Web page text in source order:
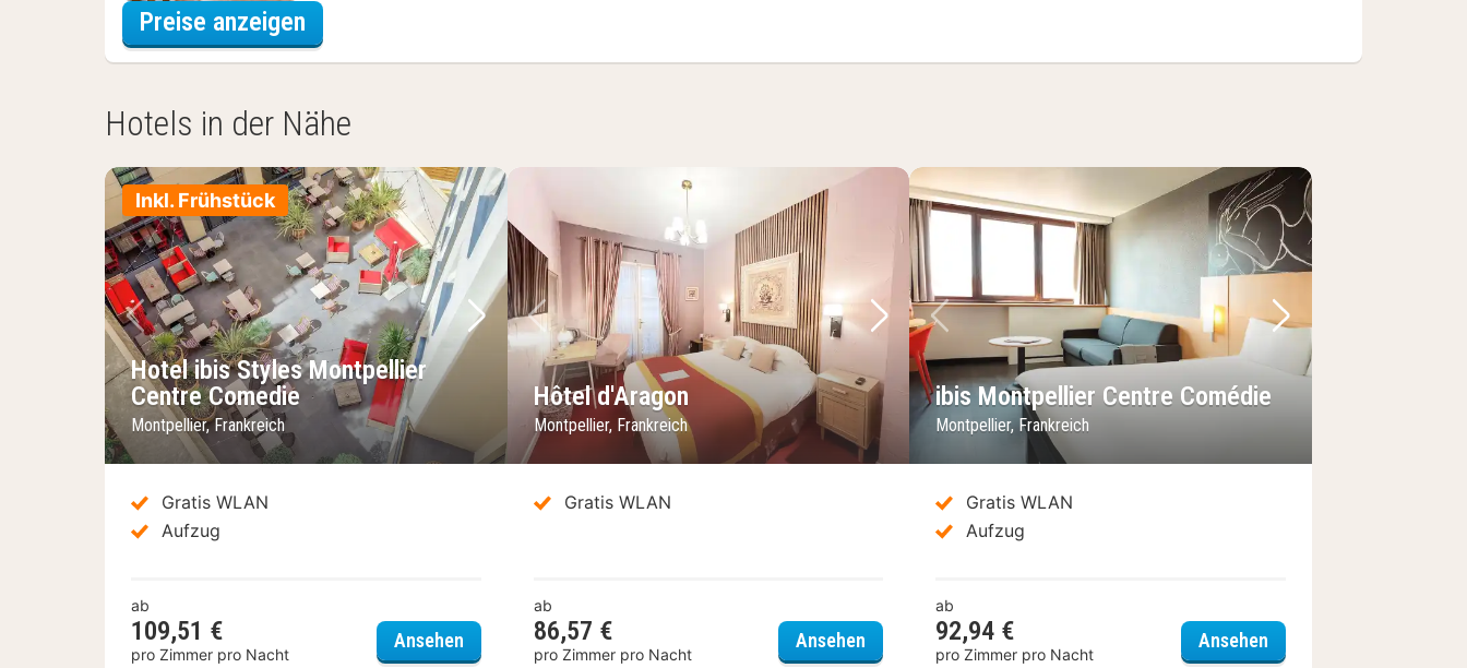
Preise anzeigen
Hotels in der Nähe
Inkl. Frühstück
Vorheriges Bild
Nächstes Bild
Hotel ibis Styles Montpellier
Centre Comedie
Montpellier, Frankreich
Gratis WLAN
Aufzug
ab
109,51 €
pro Zimmer pro Nacht
AnsehenHotel ibis Styles Montpellier Centre Comedie
Vorheriges Bild
Nächstes Bild
Hôtel d'Aragon
Montpellier, Frankreich
Gratis WLAN
ab
86,57 €
pro Zimmer pro Nacht
Ansehen Hôtel d'Aragon
Vorheriges Bild
Nächstes Bild
ibis Montpellier Centre Comédie
Montpellier, Frankreich
Gratis WLAN
Aufzug
ab
92,94 €
pro Zimmer pro Nacht
Ansehenibis Montpellier Centre